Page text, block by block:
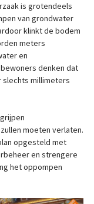
is grotendeels
van grondwater
klinkt de bodem
meters
en
denken dat
millimeters
moeten verlaten.
opgesteld met
en strengere
het oppompen